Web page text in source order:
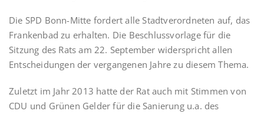
Die SPD Bonn-Mitte fordert alle Stadtverordneten auf, das
Frankenbad zu erhalten. Die Beschlussvorlage für die
Sitzung des Rats am 22. September widerspricht allen
Entscheidungen der vergangenen Jahre zu diesem Thema.
Zuletzt im Jahr 2013 hatte der Rat auch mit Stimmen von
CDU und Grünen Gelder für die Sanierung u.a. des